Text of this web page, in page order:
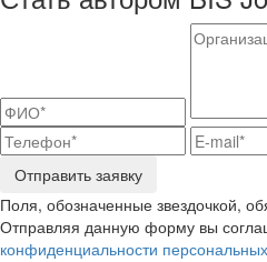
Отправить заявку
Поля, обозначенные звездочкой,
Отправляя данную форму вы
конфиденциальности